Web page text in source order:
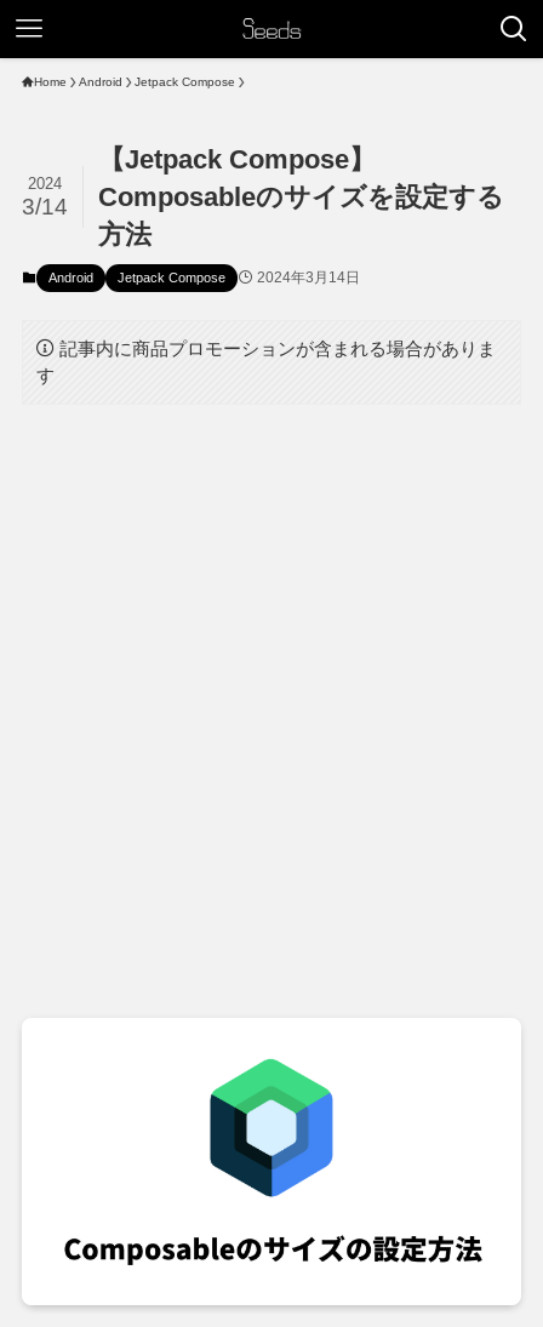
Home Android Jetpack Compose
【Jetpack Compose】
Composableのサイズを設定する
方法
2024
3/14
Android Jetpack Compose 2024年3月14日
記事内に商品プロモーションが含まれる場合がありま
す